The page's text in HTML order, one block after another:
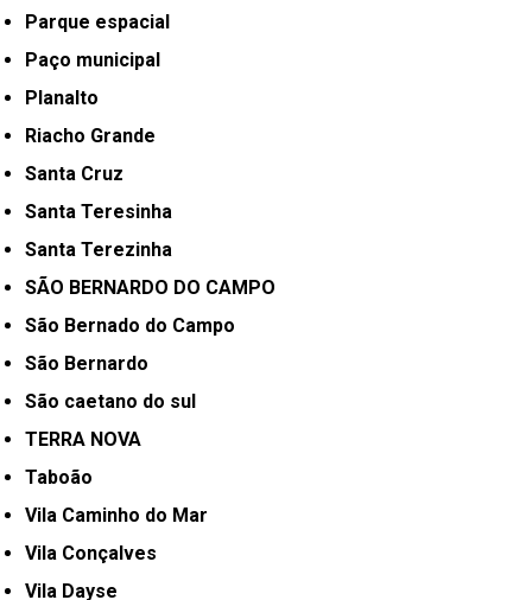
Parque espacial
Paço municipal
Planalto
Riacho Grande
Santa Cruz
Santa Teresinha
Santa Terezinha
SÃO BERNARDO DO CAMPO
São Bernado do Campo
São Bernardo
São caetano do sul
TERRA NOVA
Taboão
Vila Caminho do Mar
Vila Conçalves
Vila Dayse